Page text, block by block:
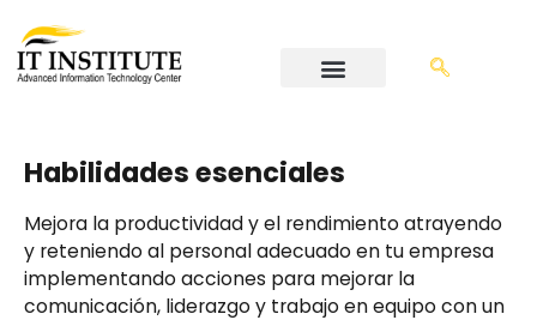
Habilidades esenciales
Mejora la productividad y el rendimiento atrayendo
y reteniendo al personal adecuado en tu empresa
implementando acciones para mejorar la
comunicación, liderazgo y trabajo en equipo con un